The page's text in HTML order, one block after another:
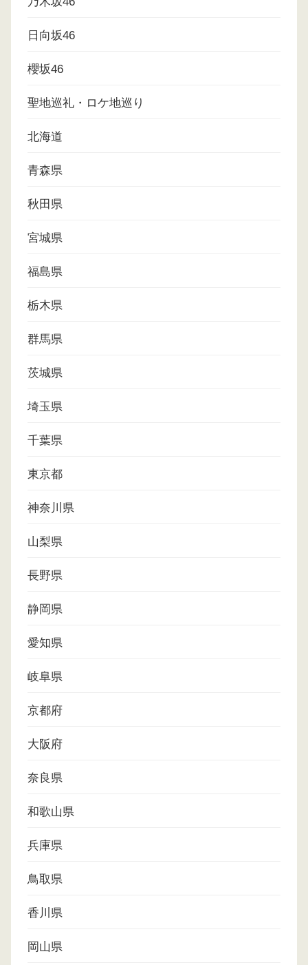
日向坂46
櫻坂46
聖地巡礼・ロケ地巡り
北海道
青森県
秋田県
宮城県
福島県
栃木県
群馬県
茨城県
埼玉県
千葉県
東京都
神奈川県
山梨県
長野県
静岡県
愛知県
岐阜県
京都府
大阪府
奈良県
和歌山県
兵庫県
鳥取県
香川県
岡山県